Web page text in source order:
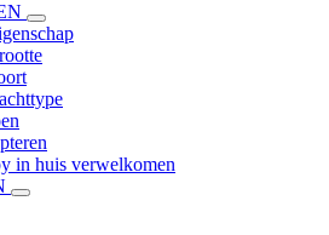
in huis verwelkomen